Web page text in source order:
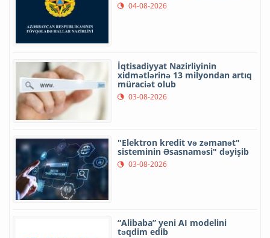
04-08-2026
İqtisadiyyat Nazirliyinin
xidmətlərinə 13 milyondan artıq
müraciət olub
03-08-2026
"Elektron kredit və zəmanət"
sisteminin Əsasnaməsi" dəyişib
03-08-2026
“Alibaba” yeni AI modelini
təqdim edib